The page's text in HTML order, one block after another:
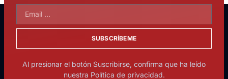
SUBSCRÍBEME
Al presionar el botón Suscribirse, confirma que ha leído
nuestra Política de privacidad.